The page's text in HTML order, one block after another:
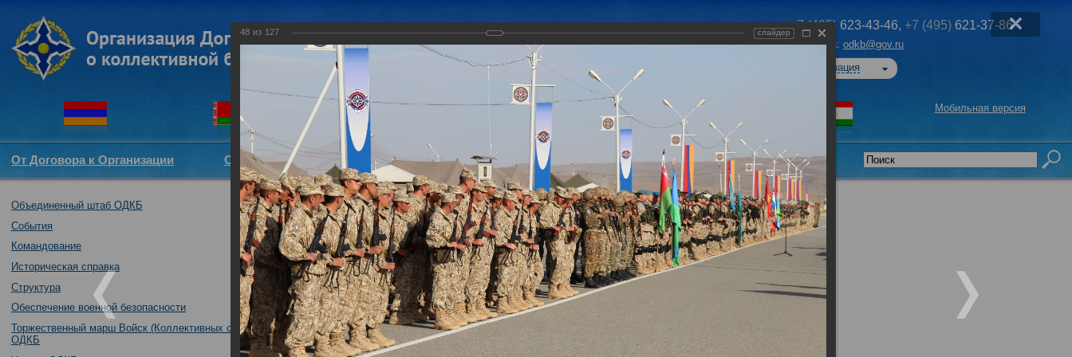
+7 (495) 623-43-46, +7 (495) 621-37-86
Эл. почта: odkb@gov.ru
Авторизация
Мобильная версия
От Договора к Организации Структура ОДКБ Новости Документы Аналитика Приоритеты председательства
Объединенный штаб ОДКБ
События
Командование
Историческая справка
Структура
Обеспечение военной безопасности
Торжественный марш Войск (Коллективных сил)
ОДКБ
Открытие совместного учения «Взаимодействие-2017»
09.10.2017
48 из 127 слайдер